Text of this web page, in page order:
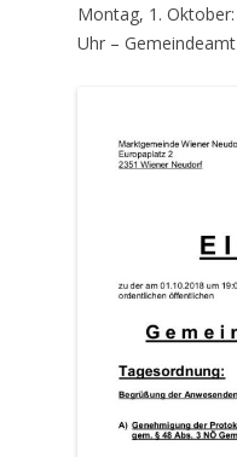
Montag, 1. Oktober:
Uhr – Gemeindeamt